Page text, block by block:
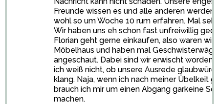
Freunde wissen es und alle anderen werden
wohl so um Woche 10 rum erfahren. Mal
Wir haben uns eh schon fast unfreiwillig
Florian geht gerne einkaufen, also waren wir
Möbelhaus und haben mal
angeschaut. Dabei sind wir erwischt worden
ich weiß nicht, ob unsere Ausrede
klang. Naja, wenn ich nach meiner Übelkeit
brauch ich mir um einen Abgang garkeine
machen.